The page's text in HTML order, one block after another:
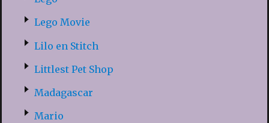
Lego Movie
Lilo en Stitch
Littlest Pet Shop
Madagascar
Mario